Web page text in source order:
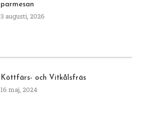
parmesan
3 augusti, 2026
Köttfärs- och Vitkålsfräs
16 maj, 2024